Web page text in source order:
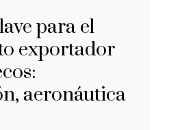
para el
exportador
aeronáutica